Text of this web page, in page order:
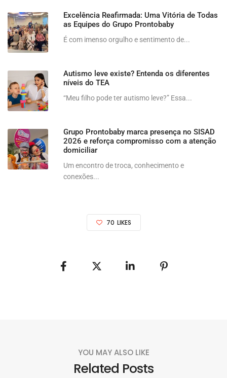
Excelência Reafirmada: Uma Vitória de Todas
as Equipes do Grupo Prontobaby
É com imenso orgulho e sentimento de...
Autismo leve existe? Entenda os diferentes
níveis do TEA
“Meu filho pode ter autismo leve?” Essa...
Grupo Prontobaby marca presença no SISAD
2026 e reforça compromisso com a atenção
domiciliar
Um encontro de troca, conhecimento e
conexões...
70 LIKES
YOU MAY ALSO LIKE
Related Posts